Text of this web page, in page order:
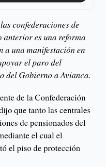
confederaciones de
anterior es una reforma
a una manifestación en
el paro del
del Gobierno a Avianca.
de la Confederación
que tanto las centrales
de pensionados del
el cual el
el piso de protección